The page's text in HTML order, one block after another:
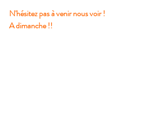
N'hésitez pas à venir nous voir !
A dimanche !!